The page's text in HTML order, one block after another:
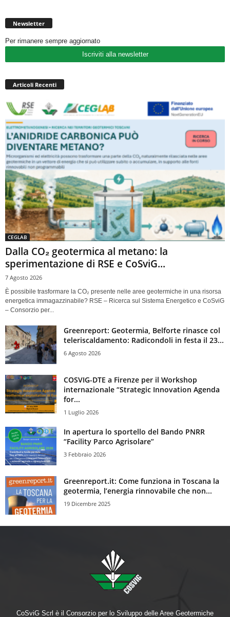
Newsletter
Per rimanere sempre aggiornato
Iscriviti alla newsletter
Articoli Recenti
CEGLAB
Dalla CO₂ geotermica al metano: la
sperimentazione di RSE e CoSviG...
7 Agosto 2026
È possibile trasformare la CO₂ presente nelle aree geotermiche in una risorsa
energetica immagazzinabile? RSE – Ricerca sul Sistema Energetico e CoSviG
– Consorzio per...
Greenreport: Geotermia, Belforte rinasce col
teleriscaldamento: Radicondoli in festa il 23...
6 Agosto 2026
COSVIG-DTE a Firenze per il Workshop
internazionale “Strategic Innovation Agenda
for...
1 Luglio 2026
In apertura lo sportello del Bando PNRR
“Facility Parco Agrisolare”
3 Febbraio 2026
Greenreport.it: Come funziona in Toscana la
geotermia, l’energia rinnovabile che non...
19 Dicembre 2025
CoSviG Scrl è il Consorzio per lo Sviluppo delle Aree Geotermiche